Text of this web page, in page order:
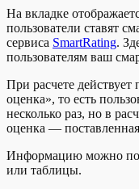
На вкладке
пользователи ставят
сервиса SmartRating.
пользователям ваш
При расчете
оценка», то есть
несколько раз, но в
оценка —
Информацию можно
или таблицы.